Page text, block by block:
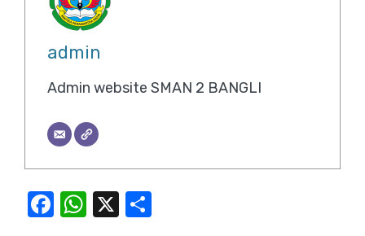
admin
Admin website SMAN 2 BANGLI
F
W X